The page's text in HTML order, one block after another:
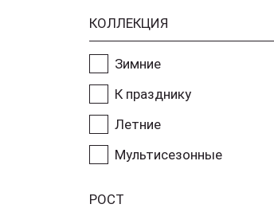
КОЛЛЕКЦИЯ
Зимние
К празднику
Летние
Мультисезонные
РОСТ